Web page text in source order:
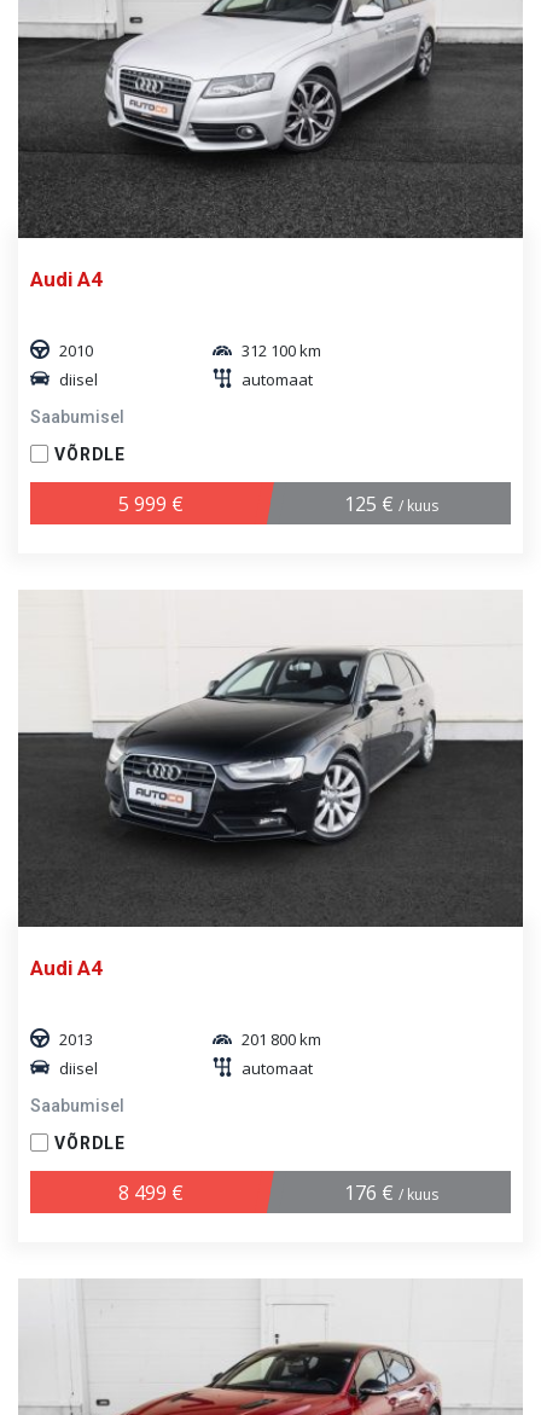
Audi A4
2010
312 100 km
diisel
automaat
Saabumisel
VÕRDLE
5 999 € 125 € / kuus
Audi A4
2013
201 800 km
diisel
automaat
Saabumisel
VÕRDLE
8 499 € 176 € / kuus